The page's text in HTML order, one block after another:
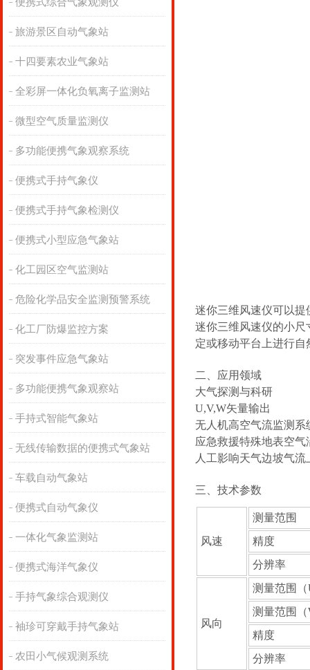
旅游景区自动气象站
十四要素农业气象站
全彩屏一体化负氧离子监测站
微型空气质量监测仪
多功能便携气象观察系统
便携式手持气象仪
便携式手持气象检测仪
便携式小型应急气象站
化工园区空气监测站
危险化学品安全监测预警系统
化工厂防爆监控方案
突发事件应急气象站
多功能便携气象观察站
手持式智能气象站
无线传输数据的便携式气象站
车载自动气象站
便携式自动气象仪
一体化气象监测站
便携式海洋气象仪
手持气象综合观测仪
袖珍可穿戴手持气象站
农田小气候观测系统
迷你三维风速仪可以
迷你三维风速仪的小
定或移动平台上进行
二、应用领域
大气探测与科研
U,V,W矢量输出
无人机高空气流监测系
应急救援特殊地表空气
人工影响天气边坡气流
三、技术参数
风速
测量范围
精度
分辨率
风向
测量范围
测量范围
精度
分辨率